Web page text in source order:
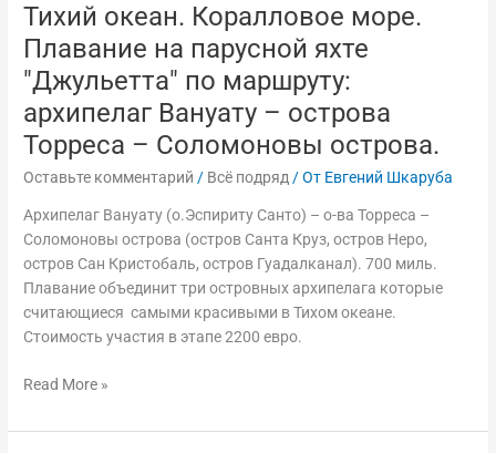
Тихий океан. Коралловое море.
Плавание на парусной яхте
"Джульетта" по маршруту:
архипелаг Вануату – острова
Торреса – Соломоновы острова.
Оставьте комментарий / Всё подряд / От Евгений Шкаруба
Архипелаг Вануату (о.Эспириту Санто) – о-ва Торреса –
Соломоновы острова (остров Санта Круз, остров Неро,
остров Сан Кристобаль, остров Гуадалканал). 700 миль.
Плавание объединит три островных архипелага которые
считающиеся самыми красивыми в Тихом океане.
Стоимость участия в этапе 2200 евро.
Тихий
океан.
Коралловое
море.
Плавание
на
парусной
яхте
"Джульетта"
по
маршруту:
архипелаг
–
Торреса
Read More »